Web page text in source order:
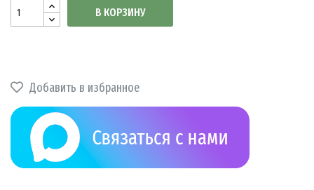
В КОРЗИНУ
Добавить в избранное